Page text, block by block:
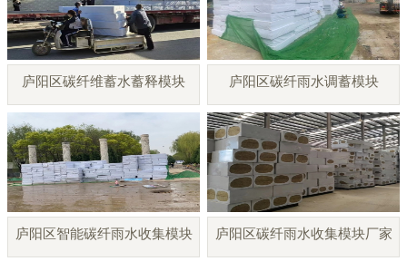
庐阳区碳纤维蓄水蓄释模块 庐阳区碳纤雨水调蓄模块
庐阳区智能碳纤雨水收集模块 庐阳区碳纤雨水收集模块厂家